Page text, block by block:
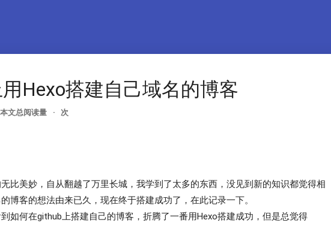
Hexo搭建自己域名的博客
本文总阅读量 次
比美妙，自从翻越了万里长城，我学到了太多的东西，没见到新的知识都觉得相
博客的想法由来已久，现在终于搭建成功了，在此记录一下。
如何在github上搭建自己的博客，折腾了一番用Hexo搭建成功，但是总觉得